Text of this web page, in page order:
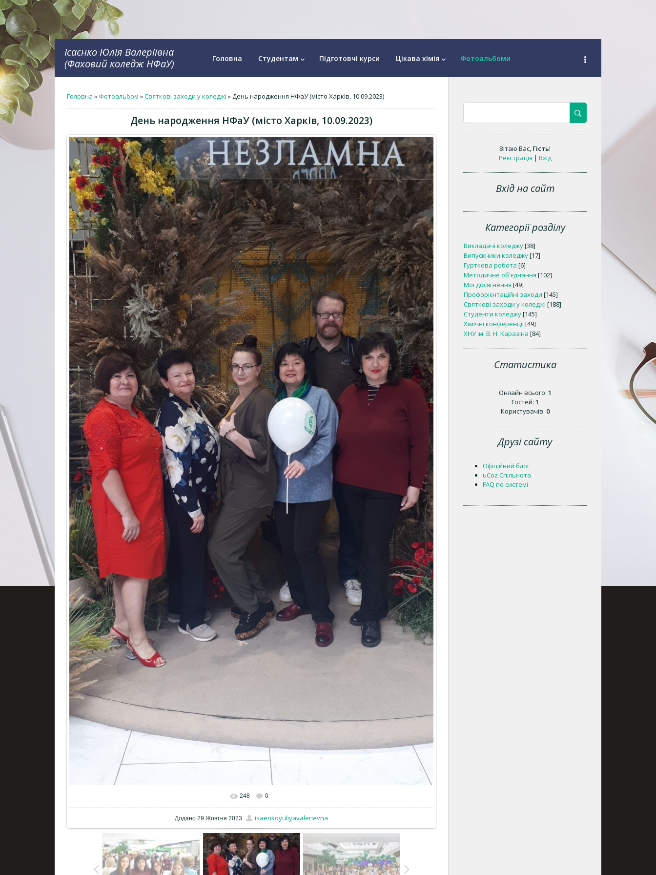
Ісаєнко Юлія Валеріївна
(Фаховий коледж НФаУ)
Головна Студентам keyboard_arrow_down Підготовчі курси Цікава хімія keyboard_arrow_down Фотоальбоми
Головна »Фотоальбом »Святкові заходи у коледжі » День народження НФаУ (місто Харків, 10.09.2023)
День народження НФаУ (місто Харків, 10.09.2023)
248 0
Додано 29 Жовтня 2023 isaenkoyuliyavalerievna
Вітаю Вас, Гість!
Реєстрація | Вхід
Вхід на сайт
Категорії розділу
Викладачі коледжу[38]
Випускники коледжу[17]
Гурткова робота [6]
Методичне об'єднання [102]
Мої досягнення [49]
Профорієнтаційні заходи [145]
Святкові заходи у коледжі [188]
Студенти коледжу[145]
Хімічні конференції[49]
ХНУ ім. В. Н. Каразіна [84]
Статистика
Онлайн всього: 1
Гостей: 1
Користувачів: 0
Друзі сайту
Офіційний блог
uCoz Спільнота
FAQ по системі